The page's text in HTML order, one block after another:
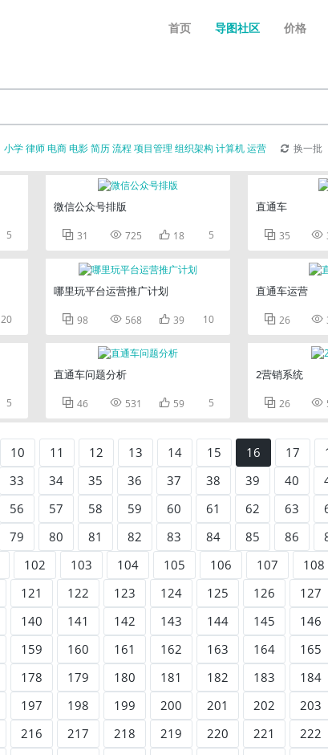
首页 导图社区 价格
小学律师电商电影简历流程 项目管理 组织架构 计算机运营 换一批
5
20
5
微信公众号排版
 31  725  18 5
哪里玩平台运营推广计划
 98  568  39 10
直通车问题分析
 46  531  59 5
直通车
 35 
直通车运营
 26 
2营销系统
 26 
10 11 12 13 14 15 16 17
33 34 35 36 37 38 39 40
56 57 58 59 60 61 62 63
79 80 81 82 83 84 85 86
102 103 104 105 106 107 108
121 122 123 124 125 126 127
140 141 142 143 144 145 146
159 160 161 162 163 164 165
178 179 180 181 182 183 184
197 198 199 200 201 202 203
216 217 218 219 220 221 222